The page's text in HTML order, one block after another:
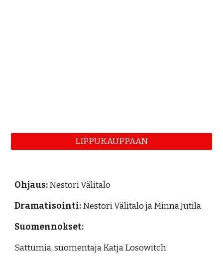
LIPPUKAUPPAAN
Ohjaus:Nestori Välitalo
Dramatisointi:Nestori Välitalo ja Minna Jutila
Suomennokset:
Sattumia, suomentaja Katja Losowitch